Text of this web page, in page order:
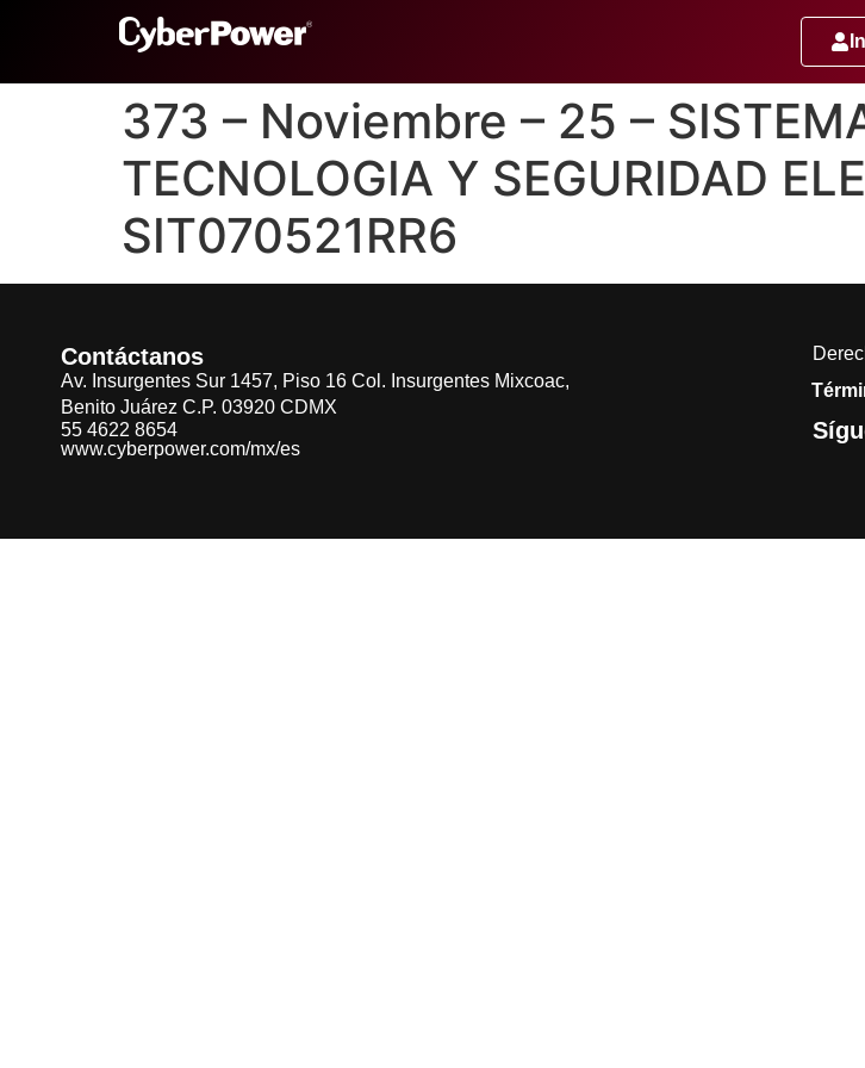
373 – Noviembre – 25 –
TECNOLOGIA Y SEGURIDAD
SIT070521RR6
Contáctanos
Av. Insurgentes Sur 1457, Piso 16 Col. Insurgentes Mixcoac,
Benito Juárez C.P. 03920 CDMX
55 4622 8654
www.cyberpower.com/mx/es